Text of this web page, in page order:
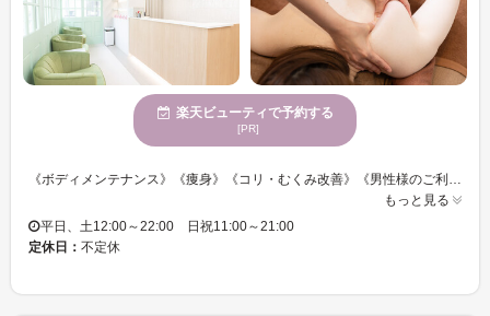
楽天ビューティで予約する
[PR]
《ボディメンテナンス》《痩身》《コリ・むくみ改善》《男性様のご利用も歓迎♪》 【☆癒しもキレイも叶えられる☆贅沢時間をお届けします☆彡】 町田駅からすぐの好立地☆☆個室空間でくつろぎながら自分時間をお過ごしください！ こうなりたい！をお聞かせ下さい☆ 目標に向かってお悩みにお応えできるメニューをご提案いたします◎ 疲れがとれない・コリがたまっている・むくみが気になる・・・・そのようなお悩みもぜひ！ アロマリンパ・痩身・ドライヘッドスパ・よもぎ蒸し...美と癒しのメニューが豊富なサロン♪ この機会に是非【Green】の技術を体験してみて下さい！ 皆様のご来店を心よりお待ちしております♪
もっと見る
平日、土12:00～22:00 日祝11:00～21:00
定休日： 不定休